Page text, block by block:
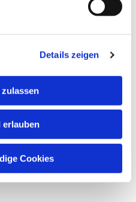
Details zeigen
erlauben
Cookies